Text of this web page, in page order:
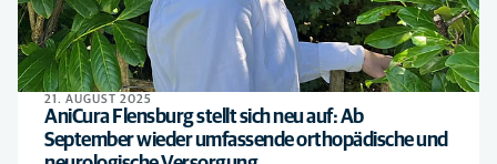
21. AUGUST 2025
AniCura Flensburg stellt sich neu auf: Ab
September wieder umfassende orthopädische und